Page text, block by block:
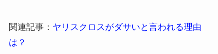
関連記事： ヤリスクロスがダサいと言われる理由
は？